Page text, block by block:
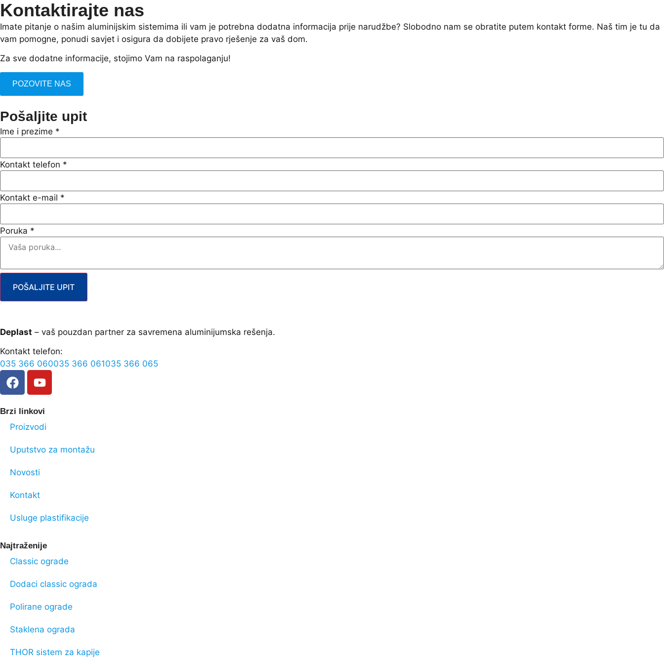
Kontaktirajte nas
Imate pitanje o našim aluminijskim sistemima ili vam je potrebna dodatna informacija prije narudžbe? Slobodno nam se obratite putem kontakt forme. Naš tim je tu da
vam pomogne, ponudi savjet i osigura da dobijete pravo rješenje za vaš dom.
Za sve dodatne informacije, stojimo Vam na raspolaganju!
POZOVITE NAS
Pošaljite upit
Ime i prezime *
Kontakt telefon *
Kontakt e-mail *
Poruka *
POŠALJITE UPIT
Deplast – vaš pouzdan partner za savremena aluminijumska rešenja.
Kontakt telefon:
035 366 060035 366 061035 366 065
Brzi linkovi
Proizvodi
Uputstvo za montažu
Novosti
Kontakt
Usluge plastifikacije
Najtraženije
Classic ograde
Dodaci classic ograda
Polirane ograde
Staklena ograda
THOR sistem za kapije